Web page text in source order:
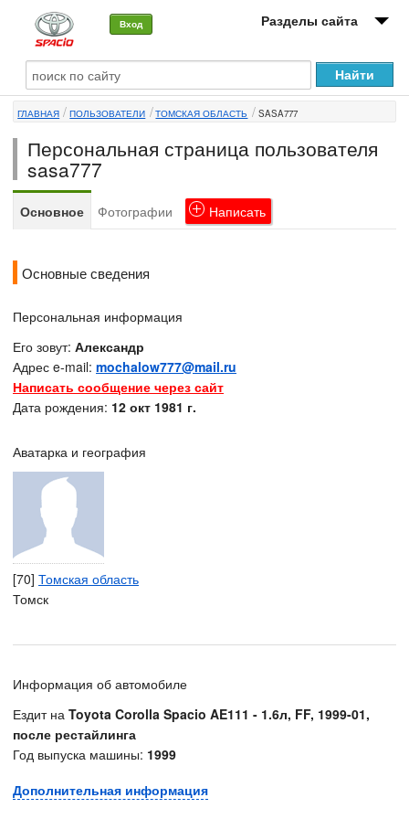
Вход Разделы сайта
О машине
Автоклуб
Форумы
Сервисы и услуги
ГЛАВНАЯ ПОЛЬЗОВАТЕЛИ ТОМСКАЯ ОБЛАСТЬ SASA777
Персональная страница пользователя
sasa777
Основное Фотографии Написать
Основные сведения
Персональная информация
Его зовут: Александр
Адрес e-mail: mochalow777@mail.ru
Написать сообщение через сайт
Дата рождения: 12 окт 1981 г.
Аватарка и география
[70] Томская область
Томск
Информация об автомобиле
Ездит на Toyota Corolla Spacio AE111 - 1.6л, FF, 1999-01,
после рестайлинга
Год выпуска машины: 1999
Дополнительная информация